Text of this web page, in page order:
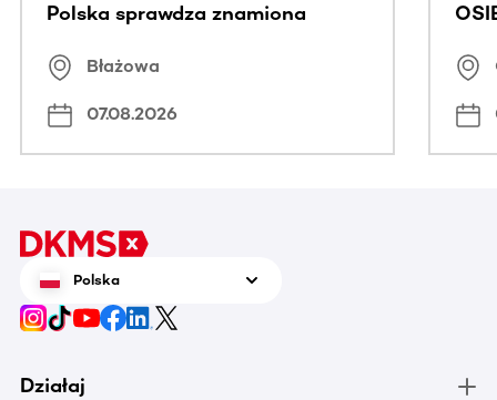
Polska sprawdza znamiona
Błażowa
07.08.2026
Polska
Działaj